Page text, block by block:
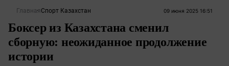
Главная Спорт Казахстан 09 июня 2025 16:51
Боксер из Казахстана сменил
сборную: неожиданное продолжение
истории